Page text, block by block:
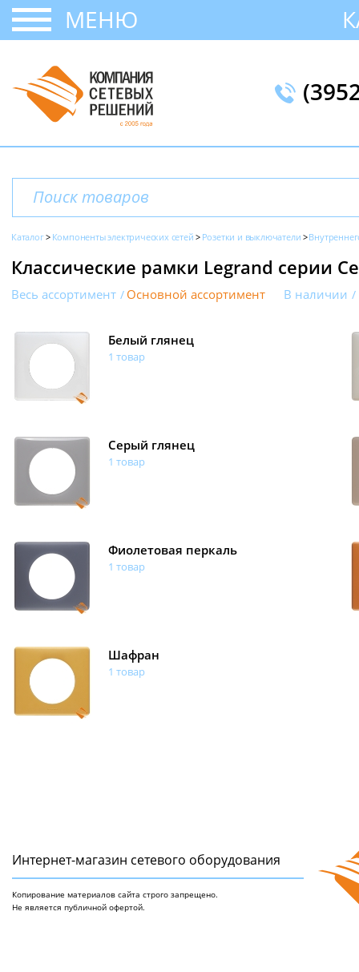
МЕНЮ
Каталог Компоненты электрических сетей Розетки и выключатели
Классические рамки Legrand серии
Весь ассортимент Основной ассортимент В наличии
Белый глянец
1 товар
Серый глянец
1 товар
Фиолетовая перкаль
1 товар
Шафран
1 товар
Интернет-магазин сетeвого оборудования
Копирование материалов сайта строго запрещено.
Не является публичной офертой.